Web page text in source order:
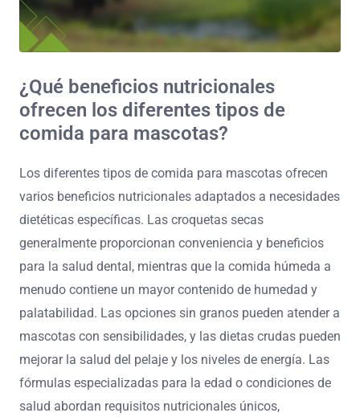
¿Qué beneficios nutricionales
ofrecen los diferentes tipos de
comida para mascotas?
Los diferentes tipos de comida para mascotas ofrecen
varios beneficios nutricionales adaptados a necesidades
dietéticas específicas. Las croquetas secas
generalmente proporcionan conveniencia y beneficios
para la salud dental, mientras que la comida húmeda a
menudo contiene un mayor contenido de humedad y
palatabilidad. Las opciones sin granos pueden atender a
mascotas con sensibilidades, y las dietas crudas pueden
mejorar la salud del pelaje y los niveles de energía. Las
fórmulas especializadas para la edad o condiciones de
salud abordan requisitos nutricionales únicos,